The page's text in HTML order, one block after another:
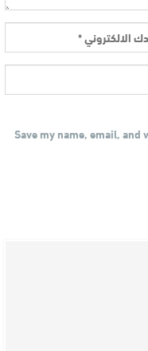
Save my name, email,